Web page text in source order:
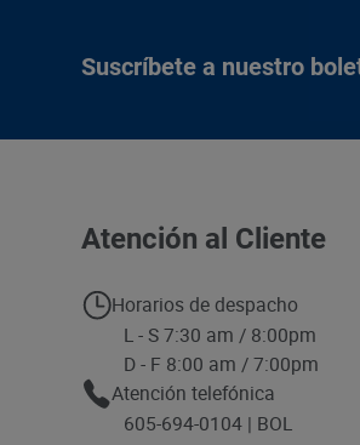
Suscríbete a nuestro
Atención al Cliente
Horarios de despacho
L - S 7:30 am / 8:00pm
D - F 8:00 am / 7:00pm
Atención telefónica
605-694-0104 | BOL